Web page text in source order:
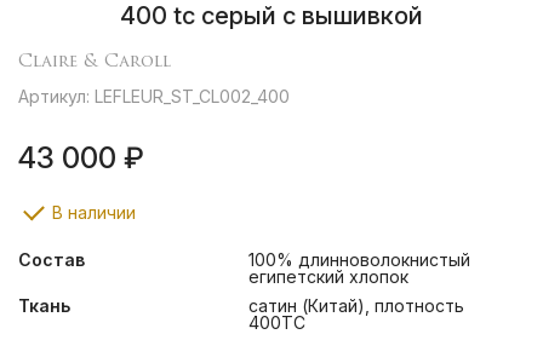
400 tc серый с вышивкой
Claire & Caroll
Артикул: LEFLEUR_ST_CL002_400
43 000 ₽
В наличии
Состав
100% длинноволокнистый
египетский хлопок
Ткань
сатин (Китай), плотность
400ТС